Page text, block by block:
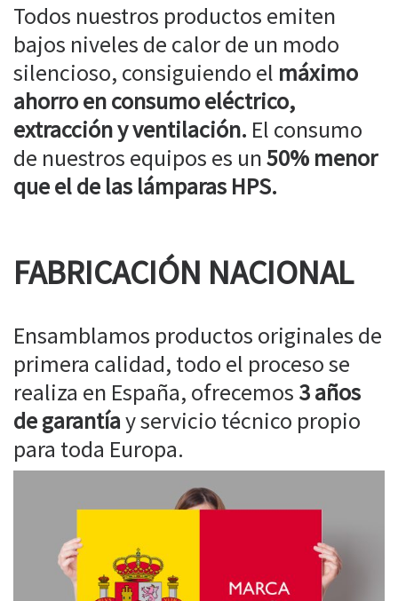
Todos nuestros productos emiten
bajos niveles de calor de un modo
silencioso, consiguiendo el máximo
ahorro en consumo eléctrico,
extracción y ventilación. El consumo
de nuestros equipos es un50% menor
que el de las lámparas HPS.
FABRICACIÓN NACIONAL
Ensamblamos productos originales de
primera calidad, todo el proceso se
realiza en España, ofrecemos 3 años
de garantíay servicio técnico propio
para toda Europa.